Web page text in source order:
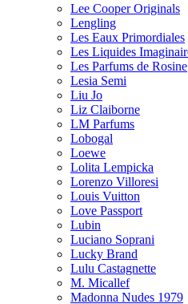
Lee Cooper Originals
Lengling
Les Eaux Primordiales
Les Liquides
Les Parfums de Rosine
Lesia Semi
Liu Jo
Liz Claiborne
LM Parfums
Lobogal
Loewe
Lolita Lempicka
Lorenzo Villoresi
Louis Vuitton
Love Passport
Lubin
Luciano Soprani
Lucky Brand
Lulu Castagnette
M. Micallef
Madonna Nudes 1979